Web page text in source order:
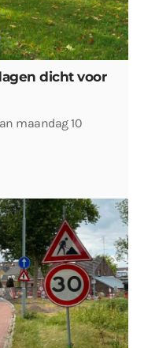
dicht voor
maandag 10